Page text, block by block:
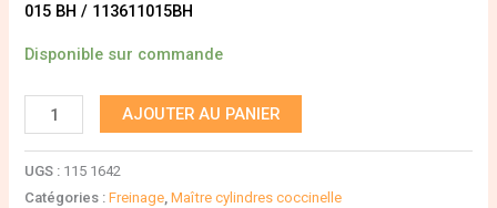
015 BH / 113611015BH
Disponible sur commande
AJOUTER AU PANIER
UGS : 115 1642
Catégories :Freinage,Maître cylindres coccinelle